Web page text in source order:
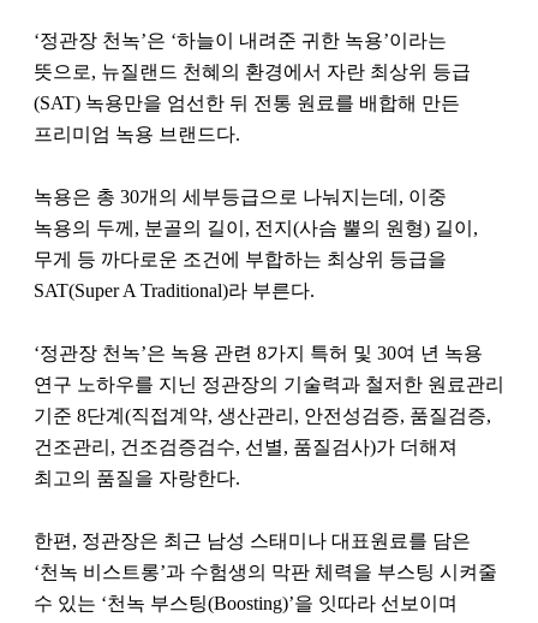
‘정관장 천녹’은 ‘하늘이 내려준 귀한 녹용’이라는
뜻으로, 뉴질랜드 천혜의 환경에서 자란 최상위 등급
(SAT) 녹용만을 엄선한 뒤 전통 원료를 배합해 만든
프리미엄 녹용 브랜드다.
녹용은 총 30개의 세부등급으로 나눠지는데, 이중
녹용의 두께, 분골의 길이, 전지(사슴 뿔의 원형) 길이,
무게 등 까다로운 조건에 부합하는 최상위 등급을
SAT(Super A Traditional)라 부른다.
‘정관장 천녹’은 녹용 관련 8가지 특허 및 30여 년 녹용
연구 노하우를 지닌 정관장의 기술력과 철저한 원료관리
기준 8단계(직접계약, 생산관리, 안전성검증, 품질검증,
건조관리, 건조검증검수, 선별, 품질검사)가 더해져
최고의 품질을 자랑한다.
한편, 정관장은 최근 남성 스태미나 대표원료를 담은
‘천녹 비스트롱’과 수험생의 막판 체력을 부스팅 시켜줄
수 있는 ‘천녹 부스팅(Boosting)’을 잇따라 선보이며